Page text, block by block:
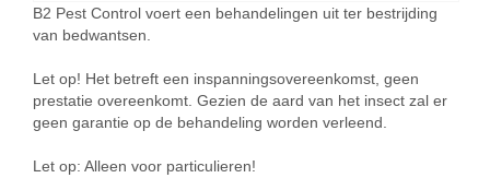
B2 Pest Control voert een behandelingen uit ter bestrijding
van bedwantsen.
Let op! Het betreft een inspanningsovereenkomst, geen
prestatie overeenkomt. Gezien de aard van het insect zal er
geen garantie op de behandeling worden verleend.
Let op: Alleen voor particulieren!